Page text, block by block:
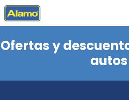
Ofertas y
autos